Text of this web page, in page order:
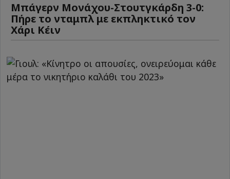
Μπάγερν Μονάχου-Στουτγκάρδη 3-0:
Πήρε το νταμπλ με εκπληκτικό τον
Χάρι Κέιν